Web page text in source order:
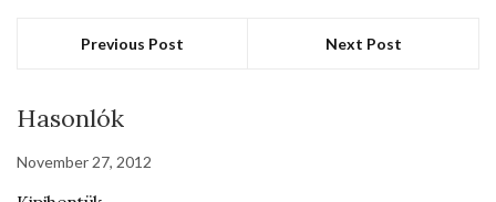
Previous Post Next Post
Hasonlók
November 27, 2012